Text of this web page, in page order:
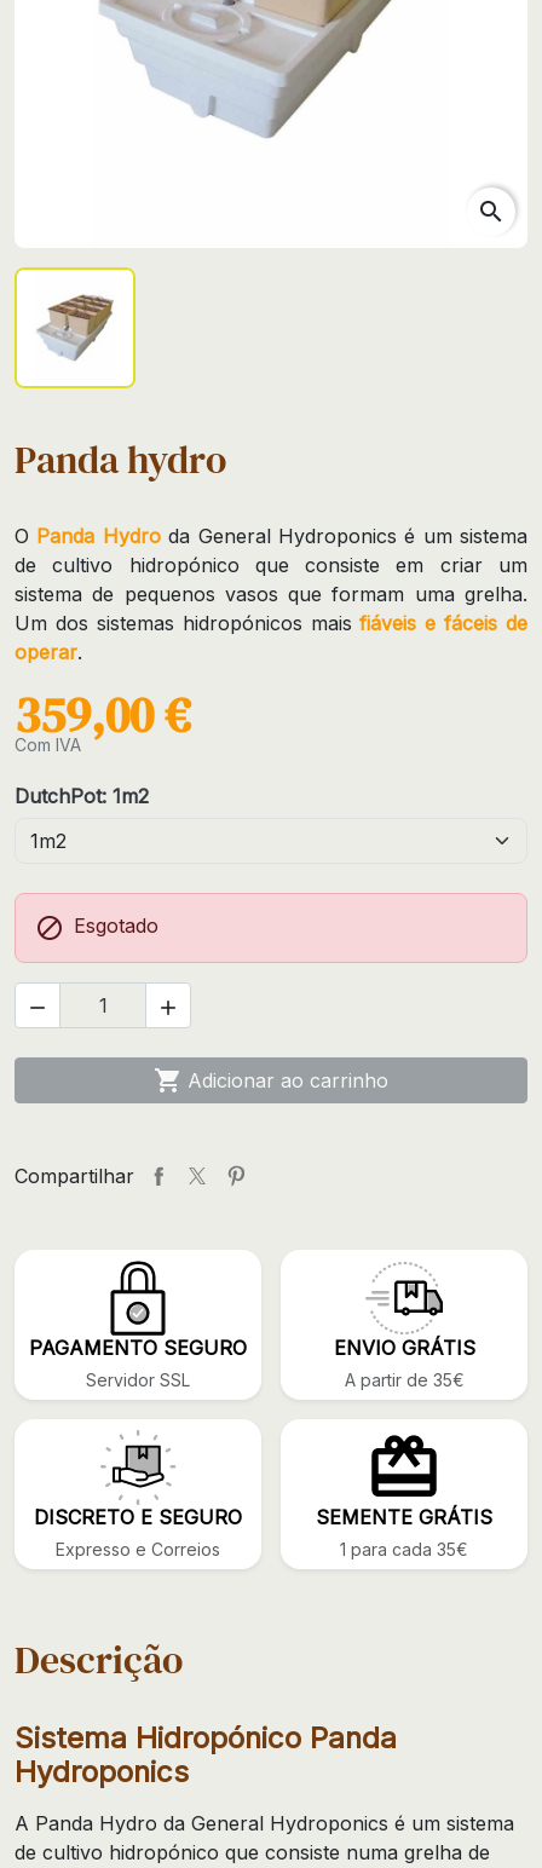
search
Panda hydro
O Panda Hydroda General Hydroponics é um sistema
de cultivo hidropónico que consiste em criar um
sistema de pequenos vasos que formam uma grelha.
Um dos sistemas hidropónicos maisfiáveis e fáceis de
operar.
359,00 €
Com IVA
DutchPot: 1m2
 Esgotado
 
 Adicionar ao carrinho
Compartilhar
PAGAMENTO SEGURO
Servidor SSL
ENVIO GRÁTIS
A partir de 35€
DISCRETO E SEGURO
Expresso e Correios
SEMENTE GRÁTIS
1 para cada 35€
Descrição
Sistema Hidropónico Panda
Hydroponics
A Panda Hydro da General Hydroponics é um sistema
de cultivo hidropónico que consiste numa grelha de